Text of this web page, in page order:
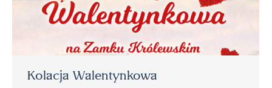
Kolacja Walentynkowa